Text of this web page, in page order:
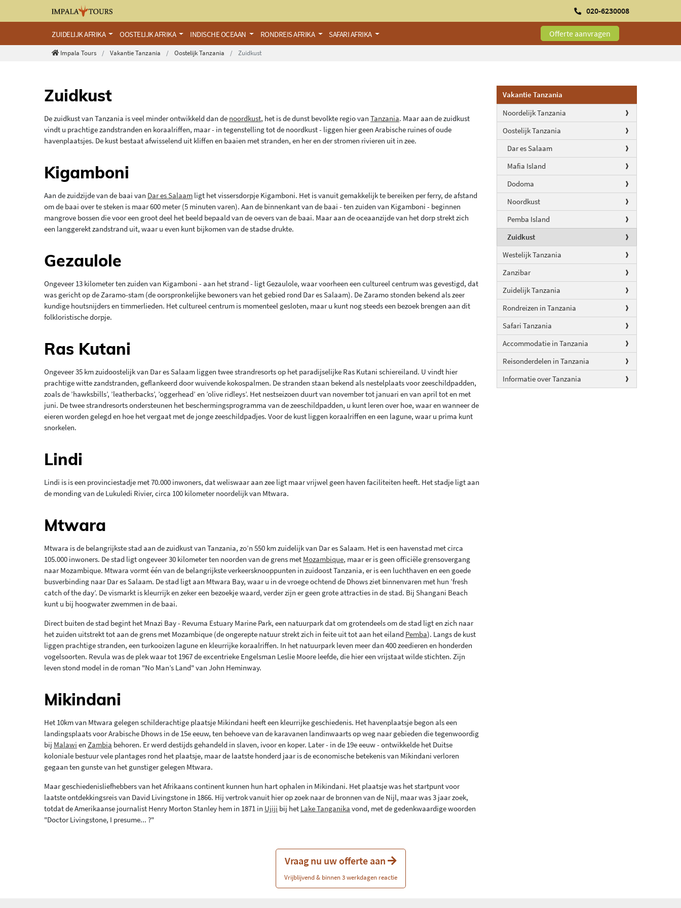
020-6230008
ZUIDELIJK AFRIKA OOSTELIJK AFRIKA INDISCHE OCEAAN RONDREIS AFRIKA SAFARI AFRIKA Offerte aanvragen
Impala Tours Vakantie Tanzania Oostelijk Tanzania Zuidkust
Vakantie Tanzania
Noordelijk Tanzania
Oostelijk Tanzania
Dar es Salaam
Mafia Island
Dodoma
Noordkust
Pemba Island
Zuidkust
Westelijk Tanzania
Zanzibar
Zuidelijk Tanzania
Rondreizen in Tanzania
Safari Tanzania
Accommodatie in Tanzania
Reisonderdelen in Tanzania
Informatie over Tanzania
Zuidkust
De zuidkust van Tanzania is veel minder ontwikkeld dan de noordkust, het is de dunst bevolkte regio van Tanzania. Maar aan de zuidkust
vindt u prachtige zandstranden en koraalriffen, maar - in tegenstelling tot de noordkust - liggen hier geen Arabische ruines of oude
havenplaatsjes. De kust bestaat afwisselend uit kliffen en baaien met stranden, en her en der stromen rivieren uit in zee.
Kigamboni
Aan de zuidzijde van de baai van Dar es Salaam ligt het vissersdorpje Kigamboni. Het is vanuit gemakkelijk te bereiken per ferry, de afstand
om de baai over te steken is maar 600 meter (5 minuten varen). Aan de binnenkant van de baai - ten zuiden van Kigamboni - beginnen
mangrove bossen die voor een groot deel het beeld bepaald van de oevers van de baai. Maar aan de oceaanzijde van het dorp strekt zich
een langgerekt zandstrand uit, waar u even kunt bijkomen van de stadse drukte.
Gezaulole
Ongeveer 13 kilometer ten zuiden van Kigamboni - aan het strand - ligt Gezaulole, waar voorheen een cultureel centrum was gevestigd, dat
was gericht op de Zaramo-stam (de oorspronkelijke bewoners van het gebied rond Dar es Salaam). De Zaramo stonden bekend als zeer
kundige houtsnijders en timmerlieden. Het cultureel centrum is momenteel gesloten, maar u kunt nog steeds een bezoek brengen aan dit
folkloristische dorpje.
Ras Kutani
Ongeveer 35 km zuidoostelijk van Dar es Salaam liggen twee strandresorts op het paradijselijke Ras Kutani schiereiland. U vindt hier
prachtige witte zandstranden, geflankeerd door wuivende kokospalmen. De stranden staan bekend als nestelplaats voor zeeschildpadden,
zoals de ’hawksbills’, ’leatherbacks’, ’oggerhead’ en ’olive ridleys’. Het nestseizoen duurt van november tot januari en van april tot en met
juni. De twee strandresorts ondersteunen het beschermingsprogramma van de zeeschildpadden, u kunt leren over hoe, waar en wanneer de
eieren worden gelegd en hoe het vergaat met de jonge zeeschildpadjes. Voor de kust liggen koraalriffen en een lagune, waar u prima kunt
snorkelen.
Lindi
Lindi is is een provinciestadje met 70.000 inwoners, dat weliswaar aan zee ligt maar vrijwel geen haven faciliteiten heeft. Het stadje ligt aan
de monding van de Lukuledi Rivier, circa 100 kilometer noordelijk van Mtwara.
Mtwara
Mtwara is de belangrijkste stad aan de zuidkust van Tanzania, zo’n 550 km zuidelijk van Dar es Salaam. Het is een havenstad met circa
105.000 inwoners. De stad ligt ongeveer 30 kilometer ten noorden van de grens met Mozambique, maar er is geen officiële grensovergang
naar Mozambique. Mtwara vormt één van de belangrijkste verkeersknooppunten in zuidoost Tanzania, er is een luchthaven en een goede
busverbinding naar Dar es Salaam. De stad ligt aan Mtwara Bay, waar u in de vroege ochtend de Dhows ziet binnenvaren met hun ’fresh
catch of the day’. De vismarkt is kleurrijk en zeker een bezoekje waard, verder zijn er geen grote attracties in de stad. Bij Shangani Beach
kunt u bij hoogwater zwemmen in de baai.
Direct buiten de stad begint het Mnazi Bay - Revuma Estuary Marine Park, een natuurpark dat om grotendeels om de stad ligt en zich naar
het zuiden uitstrekt tot aan de grens met Mozambique (de ongerepte natuur strekt zich in feite uit tot aan het eiland Pemba). Langs de kust
liggen prachtige stranden, een turkooizen lagune en kleurrijke koraalriffen. In het natuurpark leven meer dan 400 zeedieren en honderden
vogelsoorten. Revula was de plek waar tot 1967 de excentrieke Engelsman Leslie Moore leefde, die hier een vrijstaat wilde stichten. Zijn
leven stond model in de roman "No Man’s Land" van John Heminway.
Mikindani
Het 10km van Mtwara gelegen schilderachtige plaatsje Mikindani heeft een kleurrijke geschiedenis. Het havenplaatsje begon als een
landingsplaats voor Arabische Dhows in de 15e eeuw, ten behoeve van de karavanen landinwaarts op weg naar gebieden die tegenwoordig
bij Malawi en Zambia behoren. Er werd destijds gehandeld in slaven, ivoor en koper. Later - in de 19e eeuw - ontwikkelde het Duitse
koloniale bestuur vele plantages rond het plaatsje, maar de laatste honderd jaar is de economische betekenis van Mikindani verloren
gegaan ten gunste van het gunstiger gelegen Mtwara.
Maar geschiedenisliefhebbers van het Afrikaans continent kunnen hun hart ophalen in Mikindani. Het plaatsje was het startpunt voor
laatste ontdekkingsreis van David Livingstone in 1866. Hij vertrok vanuit hier op zoek naar de bronnen van de Nijl, maar was 3 jaar zoek,
totdat de Amerikaanse journalist Henry Morton Stanley hem in 1871 in Ujiji bij het Lake Tanganika vond, met de gedenkwaardige woorden
"Doctor Livingstone, I presume... ?"
Vraag nu uw offerte aan
Vrijblijvend & binnen 3 werkdagen reactie